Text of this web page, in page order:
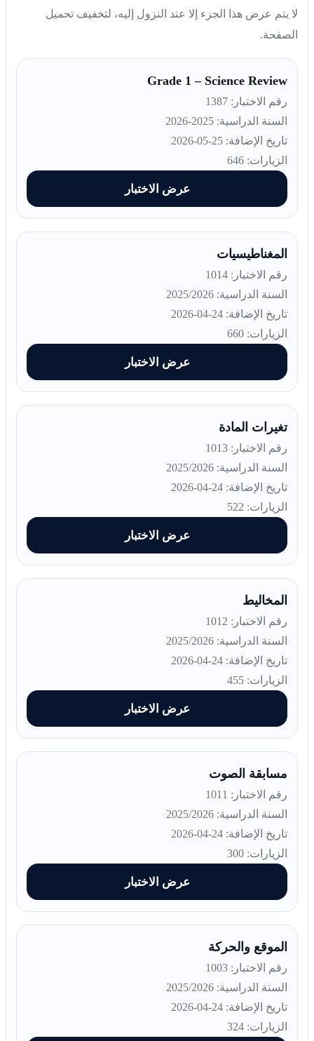
لا يتم عرض هذا الجزء إلا عند النزول إليه، لتخفيف تحميل
الصفحة.
Grade 1 – Science Review
رقم الاختبار: 1387
السنة الدراسية: 2025-2026
تاريخ الإضافة: 25-05-2026
الزيارات: 646
عرض الاختبار
المغناطيسيات
رقم الاختبار: 1014
السنة الدراسية: 2025/2026
تاريخ الإضافة: 24-04-2026
الزيارات: 660
عرض الاختبار
تغيرات المادة
رقم الاختبار: 1013
السنة الدراسية: 2025/2026
تاريخ الإضافة: 24-04-2026
الزيارات: 522
عرض الاختبار
المخاليط
رقم الاختبار: 1012
السنة الدراسية: 2025/2026
تاريخ الإضافة: 24-04-2026
الزيارات: 455
عرض الاختبار
مسابقة الصوت
رقم الاختبار: 1011
السنة الدراسية: 2025/2026
تاريخ الإضافة: 24-04-2026
الزيارات: 300
عرض الاختبار
الموقع والحركة
رقم الاختبار: 1003
السنة الدراسية: 2025/2026
تاريخ الإضافة: 24-04-2026
الزيارات: 324